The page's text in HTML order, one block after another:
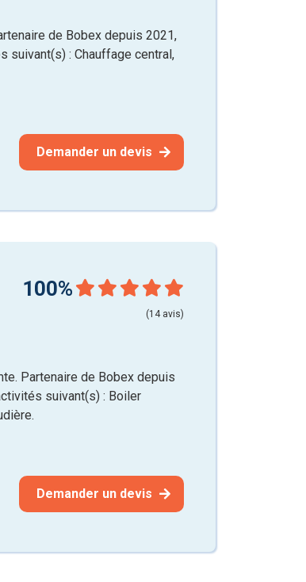
de Bobex depuis 2021,
: Chauffage central,
Demander un devis
100%
(14 avis)
Partenaire de Bobex depuis
suivant(s) : Boiler
Demander un devis